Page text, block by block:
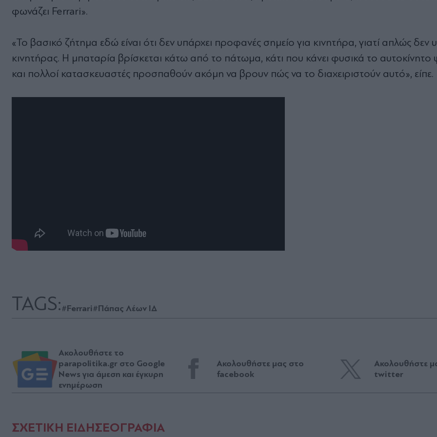
φωνάζει Ferrari».
«Το βασικό ζήτημα εδώ είναι ότι δεν υπάρχει προφανές σημείο για κινητήρα, γιατί απλώς δεν
κινητήρας. Η μπαταρία βρίσκεται κάτω από το πάτωμα, κάτι που κάνει φυσικά το αυτοκίνητο
και πολλοί κατασκευαστές προσπαθούν ακόμη να βρουν πώς να το διαχειριστούν αυτό», είπε.
TAGS:#Ferrari#Πάπας Λέων ΙΔ
Ακολουθήστε το
parapolitika.gr στο Google
News για άμεση και έγκυρη
ενημέρωση
Ακολουθήστε μας στο
facebook
Ακολουθήστε
twitter
ΣΧΕΤΙΚΗ ΕΙΔΗΣΕΟΓΡΑΦΙΑ